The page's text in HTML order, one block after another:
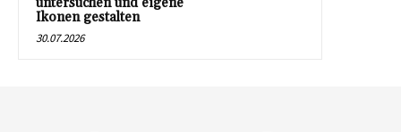
Ikonen gestalten
30.07.2026